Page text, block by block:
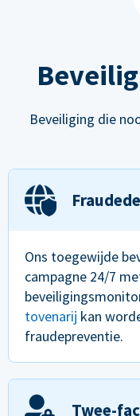
Beveiliging die
Ons toegewijde
campagne 24/7
tovenarij kan
fraudepreventie.
Twee-